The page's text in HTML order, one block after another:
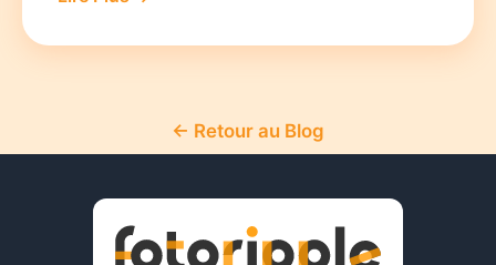
← Retour au Blog